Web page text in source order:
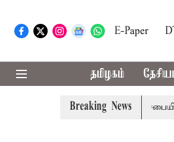
E-Paper
தமிழகம்
Breaking News
தடுமாற்றமா? சட்டசபையில்